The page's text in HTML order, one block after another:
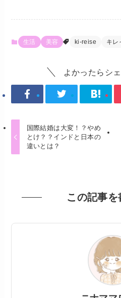
生活 美容 ki-reise キレ
よかったらシ
国際結婚は大変！？やめ
とけ？？インドと日本の
違いとは？
この記事を